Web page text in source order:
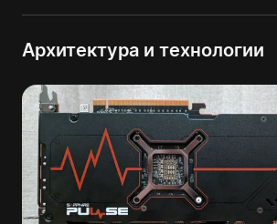
Архитектура и технологии